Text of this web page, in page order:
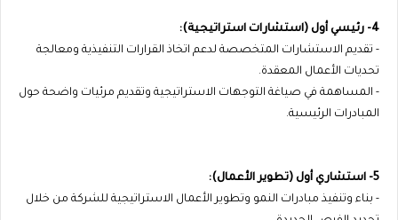
4- رئيسي أول (استشارات استراتيجية):
- تقديم الاستشارات المتخصصة لدعم اتخاذ القرارات التنفيذية ومعالجة
تحديات الأعمال المعقدة.
- المساهمة في صياغة التوجهات الاستراتيجية وتقديم مرئيات واضحة حول
المبادرات الرئيسية.
5- استشاري أول (تطوير الأعمال):
- بناء وتنفيذ مبادرات النمو وتطوير الأعمال الاستراتيجية للشركة من خلال